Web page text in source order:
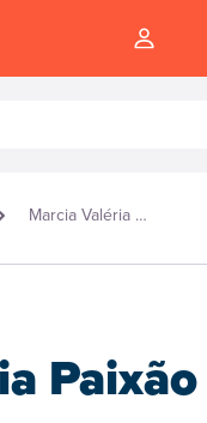
Marcia Valéria Paixão
Paixão